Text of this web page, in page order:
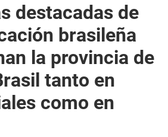
destacadas de
brasileña
la provincia de
tanto en
como en